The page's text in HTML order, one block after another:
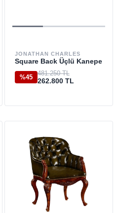
JONATHAN CHARLES
Square Back Üçlü Kanepe
%45
481.250 TL
262.800 TL